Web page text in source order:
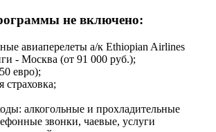
не включено:
авиаперелеты а/к Ethiopian Airlines
- Москва (от 91 000 руб.);
евро);
алкогольные и прохладительные
звонки, чаевые, услуги